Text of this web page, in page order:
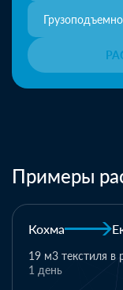
Примеры
Москва
Оборудование и
1 день